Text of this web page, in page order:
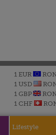
1 EUR
1 USD
1 GBP
1 CHF
Lifestyle